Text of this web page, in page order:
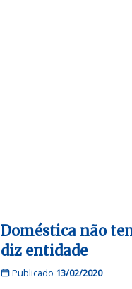
Doméstica não
diz entidade
Publicado 13/02/2020